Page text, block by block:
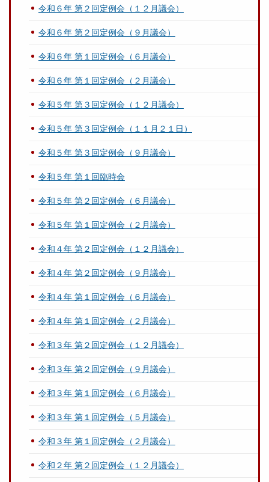
令和６年 第２回定例会（１２月議会）
令和６年 第２回定例会（９月議会）
令和６年 第１回定例会（６月議会）
令和６年 第１回定例会（２月議会）
令和５年 第３回定例会（１２月議会）
令和５年 第３回定例会（１１月２１日）
令和５年 第３回定例会（９月議会）
令和５年 第１回臨時会
令和５年 第２回定例会（６月議会）
令和５年 第１回定例会（２月議会）
令和４年 第２回定例会（１２月議会）
令和４年 第２回定例会（９月議会）
令和４年 第１回定例会（６月議会）
令和４年 第１回定例会（２月議会）
令和３年 第２回定例会（１２月議会）
令和３年 第２回定例会（９月議会）
令和３年 第１回定例会（６月議会）
令和３年 第１回定例会（５月議会）
令和３年 第１回定例会（２月議会）
令和２年 第２回定例会（１２月議会）